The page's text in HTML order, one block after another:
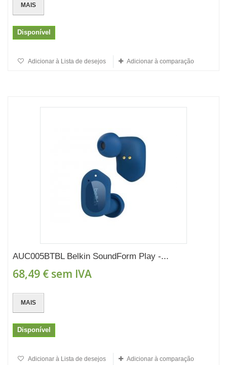
MAIS
Disponível
Adicionar à Lista de desejos Adicionar à comparação
AUC005BTBL Belkin SoundForm Play -...
68,49 € sem IVA
MAIS
Disponível
Adicionar à Lista de desejos Adicionar à comparação